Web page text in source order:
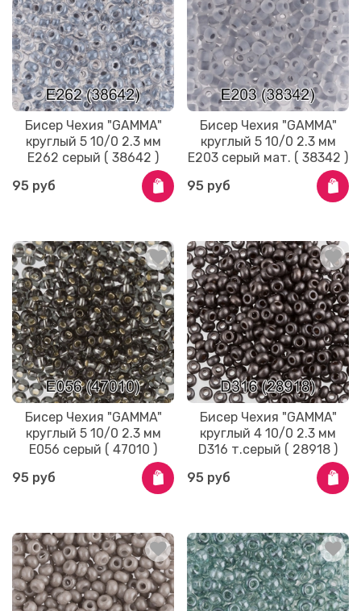
Бисер Чехия "GAMMA"
круглый 5 10/0 2.3 мм
E262 серый ( 38642 )
95 руб
Бисер Чехия "GAMMA"
круглый 5 10/0 2.3 мм
E203 серый мат. ( 38342 )
95 руб
Бисер Чехия "GAMMA"
круглый 5 10/0 2.3 мм
E056 серый ( 47010 )
95 руб
Бисер Чехия "GAMMA"
круглый 4 10/0 2.3 мм
D316 т.серый ( 28918 )
95 руб